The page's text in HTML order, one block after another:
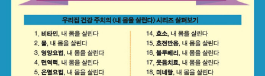
새로운 저서《섹스의 재발견-벗겨봐-실전편》를 통해 실전 성생활의
모든 것에 대해 파헤쳤다. 진정한 정력가가 되기 위해서는 정력의 개
념부터 제대로 이해하고 남성과 여성의 몸에 대해서 알아야 하는 것
처럼, 저자는 행복한 성생활을 위해서 성인 남녀라면 반드시 알아둬
야 할 성 지식들이 있음을 소개하며 이에 대해 일목요연하게 제시하